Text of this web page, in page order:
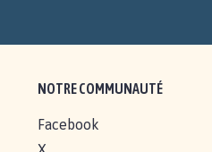
NOTRE COMMUNAUTÉ
Facebook